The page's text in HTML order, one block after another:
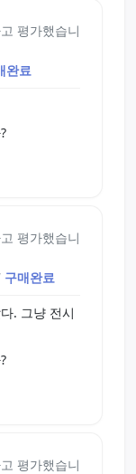
이상은 못하
랬습니다.
해보려했
려는데.. 미
여보려는
만 좋은 것
포기했답
고 씻어서
데 아직도
평가했습니
완료
평가했습니
구매완료
. 그냥 전시
평가했습니